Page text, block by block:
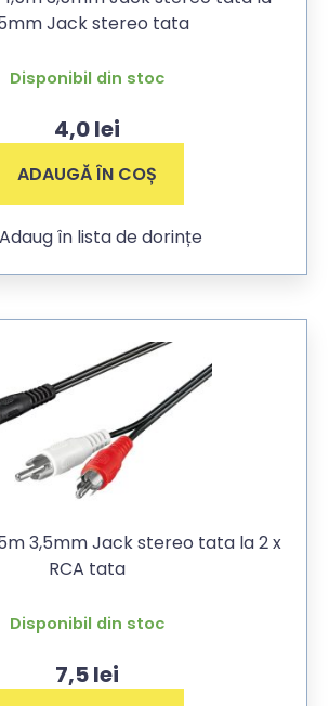
Jack stereo tata
Disponibil din stoc
4,0lei
ADAUGĂ ÎN COȘ
Adaug în lista de dorințe
3,5mm Jack stereo tata la 2 x
RCA tata
Disponibil din stoc
7,5lei